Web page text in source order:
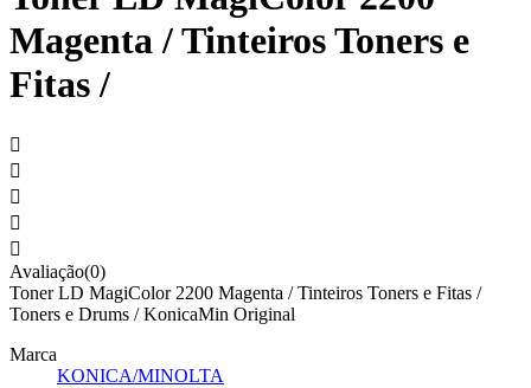
Magenta / Tinteiros Toners e
Fitas /





Avaliação(0)
Toner LD MagiColor 2200 Magenta / Tinteiros Toners e Fitas /
Toners e Drums / KonicaMin Original
Marca
KONICA/MINOLTA